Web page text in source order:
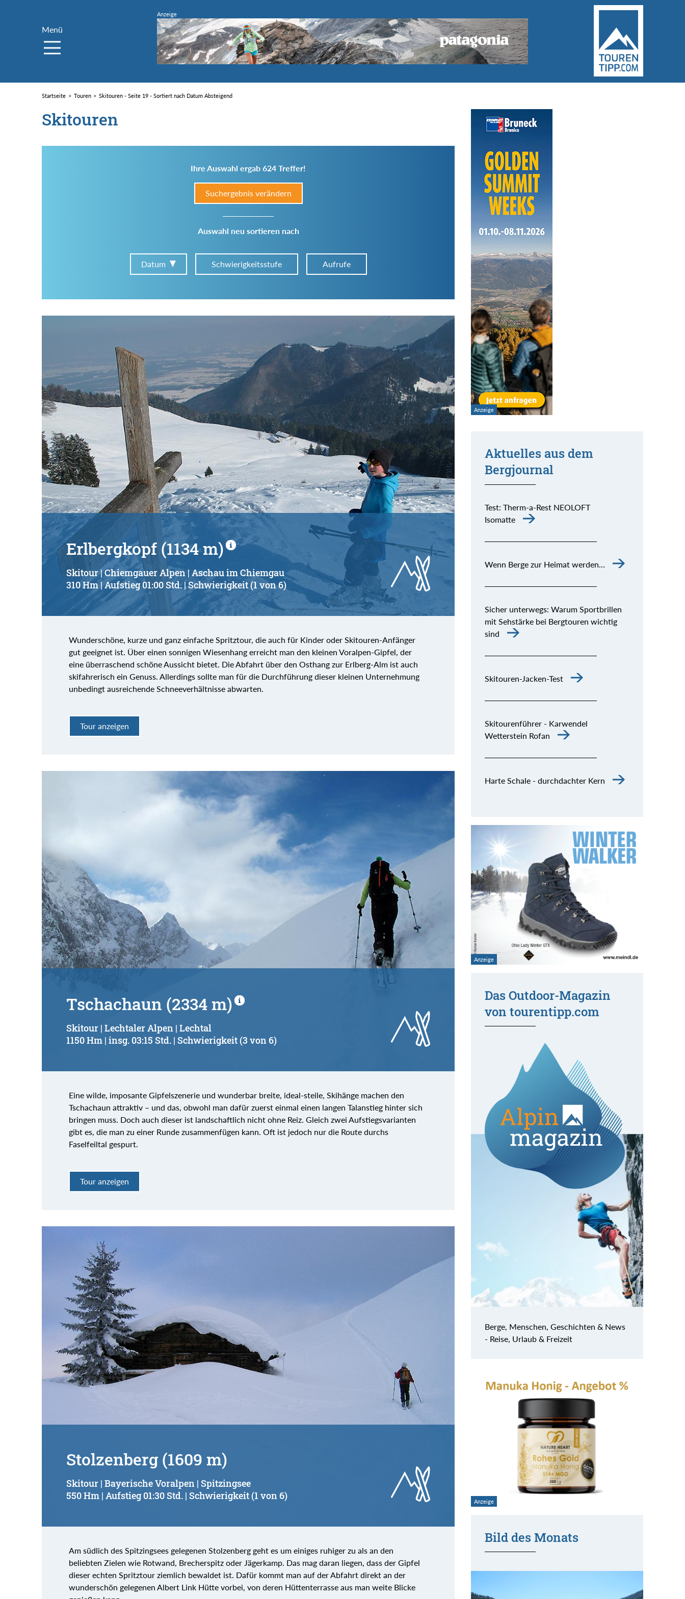
Menü
Startseite Touren Skitouren - Seite 19 - Sortiert nach Datum Absteigend
Skitouren
Ihre Auswahl ergab 624 Treffer!
Suchergebnis verändern
Auswahl neu sortieren nach
Datum Schwierigkeitsstufe Aufrufe
Region:
Gebirge:
Art der Tour:
Schwierigkeitsgrad:
von
Kondition (Tourdauer):
von
bis
Suchbegriff:
Erlbergkopf (1134 m)
Skitour | Chiemgauer Alpen | Aschau im Chiemgau
310 Hm | Aufstieg 01:00 Std. | Schwierigkeit (1 von 6)
Wunderschöne, kurze und ganz einfache Spritztour, die auch für Kinder oder Skitouren-Anfänger
gut geeignet ist. Über einen sonnigen Wiesenhang erreicht man den kleinen Voralpen-Gipfel, der
eine überraschend schöne Aussicht bietet. Die Abfahrt über den Osthang zur Erlberg-Alm ist auch
skifahrerisch ein Genuss. Allerdings sollte man für die Durchführung dieser kleinen Unternehmung
unbedingt ausreichende Schneeverhältnisse abwarten.
Tour anzeigen
Tschachaun (2334 m)
Skitour | Lechtaler Alpen | Lechtal
1150 Hm | insg. 03:15 Std. | Schwierigkeit (3 von 6)
Eine wilde, imposante Gipfelszenerie und wunderbar breite, ideal-steile, Skihänge machen den
Tschachaun attraktiv – und das, obwohl man dafür zuerst einmal einen langen Talanstieg hinter sich
bringen muss. Doch auch dieser ist landschaftlich nicht ohne Reiz. Gleich zwei Aufstiegsvarianten
gibt es, die man zu einer Runde zusammenfügen kann. Oft ist jedoch nur die Route durchs
Faselfeiltal gespurt.
Tour anzeigen
Stolzenberg (1609 m)
Skitour | Bayerische Voralpen | Spitzingsee
550 Hm | Aufstieg 01:30 Std. | Schwierigkeit (1 von 6)
Am südlich des Spitzingsees gelegenen Stolzenberg geht es um einiges ruhiger zu als an den
beliebten Zielen wie Rotwand, Brecherspitz oder Jägerkamp. Das mag daran liegen, dass der Gipfel
dieser echten Spritztour ziemlich bewaldet ist. Dafür kommt man auf der Abfahrt direkt an der
wunderschön gelegenen Albert Link Hütte vorbei, von deren Hüttenterrasse aus man weite Blicke
Aktuelles aus dem
Bergjournal
Test: Therm-a-Rest NEOLOFT
Isomatte
Wenn Berge zur Heimat werden…
Sicher unterwegs: Warum Sportbrillen
mit Sehstärke bei Bergtouren wichtig
sind
Skitouren-Jacken-Test
Skitourenführer - Karwendel
Wetterstein Rofan
Harte Schale - durchdachter Kern
Das Outdoor-Magazin
von tourentipp.com
Berge, Menschen, Geschichten & News
- Reise, Urlaub & Freizeit
Bild des Monats